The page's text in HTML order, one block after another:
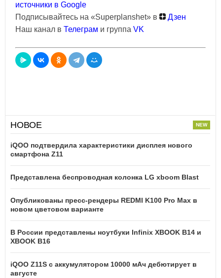
источники в Google
Подписывайтесь на «Superplanshet» в
Дзен
Наш канал в Телеграм и группа VK
НОВОЕ
iQOO подтвердила характеристики дисплея нового
смартфона Z11
Представлена беспроводная колонка LG xboom Blast
Опубликованы пресс-рендеры REDMI K100 Pro Max в
новом цветовом варианте
В России представлены ноутбуки Infinix XBOOK B14 и
XBOOK B16
iQOO Z11S с аккумулятором 10000 мАч дебютирует в
августе